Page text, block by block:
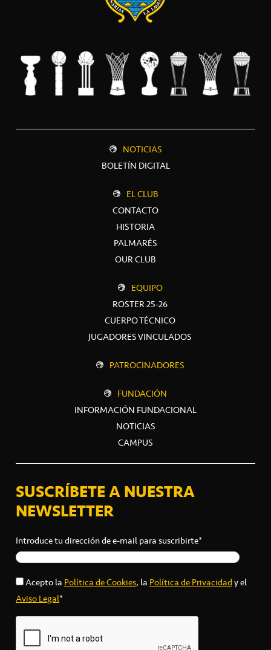
NOTICIAS
BOLETÍN DIGITAL
EL CLUB
CONTACTO
HISTORIA
PALMARÉS
OUR CLUB
EQUIPO
ROSTER 25-26
CUERPO TÉCNICO
JUGADORES VINCULADOS
PATROCINADORES
FUNDACIÓN
INFORMACIÓN FUNDACIONAL
NOTICIAS
CAMPUS
SUSCRÍBETE A NUESTRA
NEWSLETTER
Introduce tu dirección de e-mail para suscribirte*
Acepto laPolítica de Cookies, laPolítica de Privacidady el
Aviso Legal*